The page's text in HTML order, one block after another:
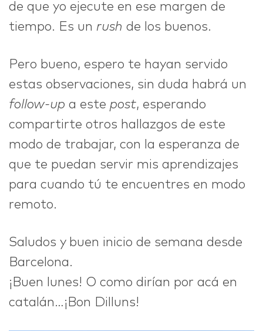
de que yo ejecute en ese margen de
tiempo. Es un rush de los buenos.
Pero bueno, espero te hayan servido
estas observaciones, sin duda habrá un
follow-up a este post, esperando
compartirte otros hallazgos de este
modo de trabajar, con la esperanza de
que te puedan servir mis aprendizajes
para cuando tú te encuentres en modo
remoto.
Saludos y buen inicio de semana desde
Barcelona.
¡Buen lunes! O como dirían por acá en
catalán…¡Bon Dilluns!